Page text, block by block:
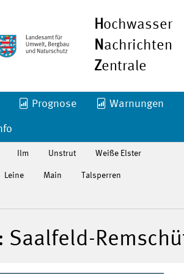
Hochwasser
Nachrichten
Zentrale
Prognose Warnungen
Ilm Unstrut Weiße Elster
Leine Main Talsperren
Saalfeld-